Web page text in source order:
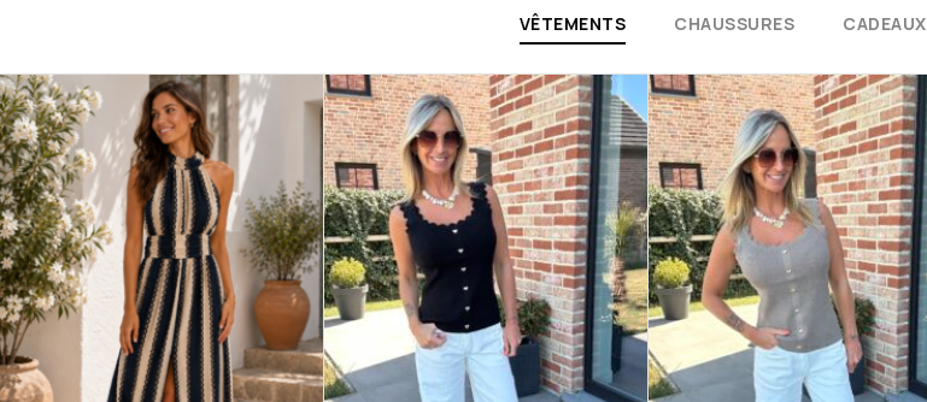
VÊTEMENTS CHAUSSURES CADEAUX